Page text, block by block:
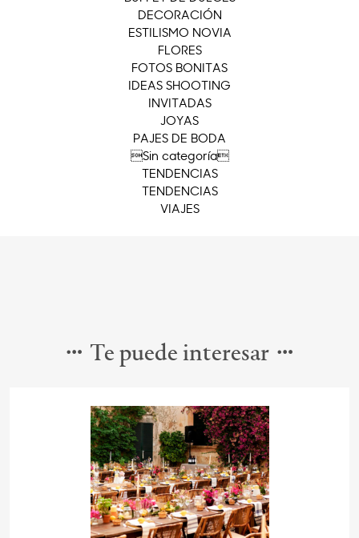
DECORACIÓN
ESTILISMO NOVIA
FLORES
FOTOS BONITAS
IDEAS SHOOTING
INVITADAS
JOYAS
PAJES DE BODA
Sin categoría
TENDENCIAS
TENDENCIAS
VIAJES
Te puede interesar